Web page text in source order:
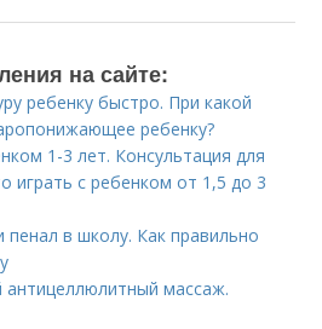
на сайте:
ребенку быстро. При какой
ребенку?
1-3 лет. Консультация для
играть с ребенком от 1,5 до 3
пенал в школу. Как правильно
антицеллюлитный массаж.